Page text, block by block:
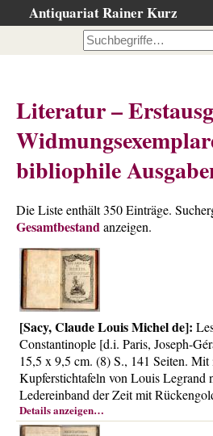
Antiquariat Rainer Kurz
…nach Beschreibung
…nach Kategorie
…nach Schlagwort
Neuzugänge
…der letzten Wochen
…der letzten Tage
Suchergebnisse
Ankauf
Warenkorb
Über uns
Kontakt
Impressum
Literatur –
bibliophile
Die Liste enthält 350 Einträge.
Gesamtbestandanzeigen.
[Sacy, Claude Louis Michel de]:
Constantinople [d.i. Paris, Joseph-
15,5 x 9,5 cm. (8) S., 141 Seiten.
Kupferstichtafeln von Louis Legrand
Ledereinband der Zeit mit
Details anzeigen…